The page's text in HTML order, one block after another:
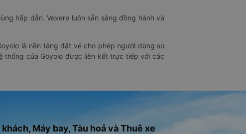
hấp dẫn. Vexere luôn sẵn sàng đồng hành và
là nền tảng đặt vé cho phép người dùng so
thống của Goyolo được liên kết trực tiếp với các
Máy bay, Tàu hoả và Thuê xe